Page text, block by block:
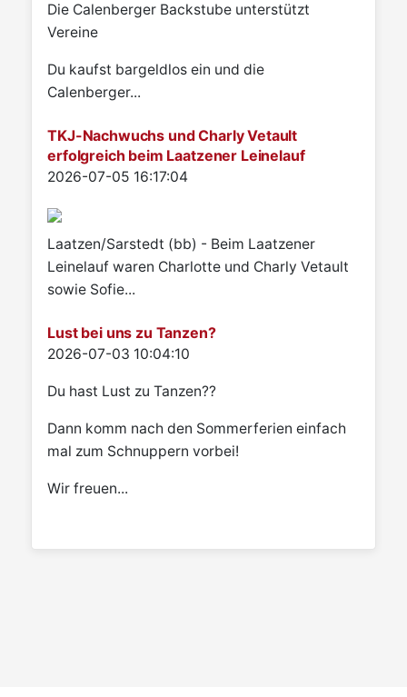
Die Calenberger Backstube unterstützt
Vereine
Du kaufst bargeldlos ein und die
Calenberger...
TKJ-Nachwuchs und Charly Vetault
erfolgreich beim Laatzener Leinelauf
Details
2026-07-05 16:17:04
Laatzen/Sarstedt (bb) - Beim Laatzener
Leinelauf waren Charlotte und Charly Vetault
sowie Sofie...
Lust bei uns zu Tanzen?
Details
2026-07-03 10:04:10
Du hast Lust zu Tanzen??
Dann komm nach den Sommerferien einfach
mal zum Schnuppern vorbei!
Wir freuen...